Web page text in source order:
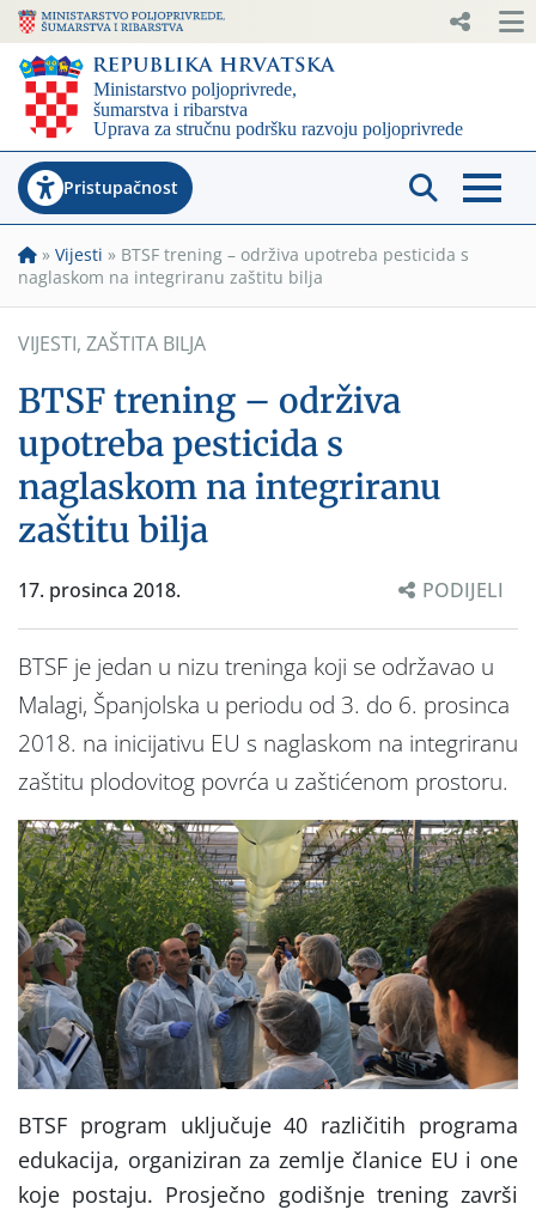
Pristupačnost
» Vijesti » BTSF trening – održiva upotreba pesticida s
naglaskom na integriranu zaštitu bilja
VIJESTI, ZAŠTITA BILJA
BTSF trening – održiva
upotreba pesticida s
naglaskom na integriranu
zaštitu bilja
17. prosinca 2018. PODIJELI
BTSF je jedan u nizu treninga koji se održavao u
Malagi, Španjolska u periodu od 3. do 6. prosinca
2018. na inicijativu EU s naglaskom na integriranu
zaštitu plodovitog povrća u zaštićenom prostoru.
BTSF program uključuje 40 različitih programa
edukacija, organiziran za zemlje članice EU i one
koje postaju. Prosječno godišnje trening završi